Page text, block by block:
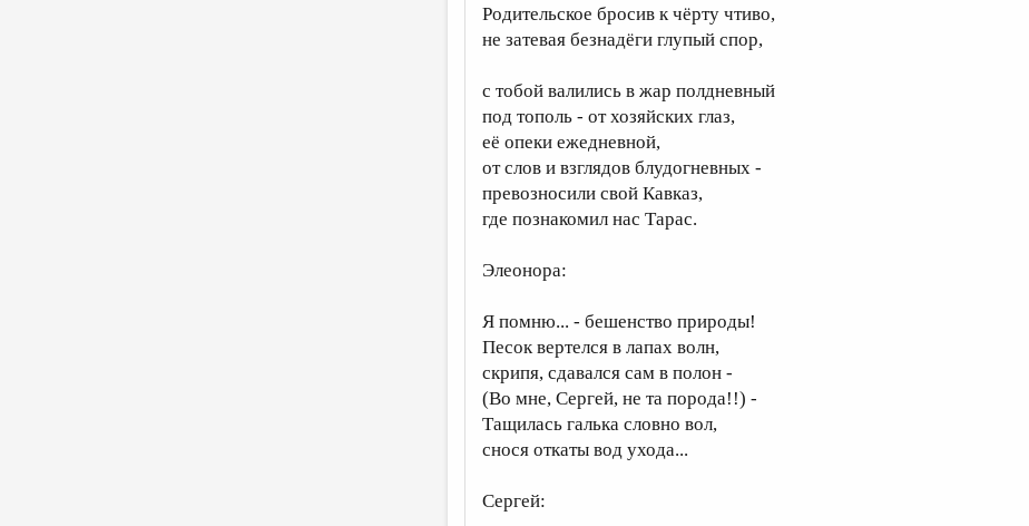
Родительское бросив к чёрту чтиво,
не затевая безнадёги глупый спор,
с тобой валились в жар полдневный
под тополь - от хозяйских глаз,
её опеки ежедневной,
от слов и взглядов блудогневных -
превозносили свой Кавказ,
где познакомил нас Тарас.
Элеонора:
Я помню... - бешенство природы!
Песок вертелся в лапах волн,
скрипя, сдавался сам в полон -
(Во мне, Сергей, не та порода!!) -
Тащилась галька словно вол,
снося откаты вод ухода...
Сергей: